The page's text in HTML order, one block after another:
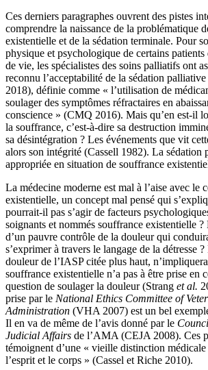
Ces derniers paragraphes ouvrent des pistes
comprendre la naissance de la problématique
existentielle et de la sédation terminale. Pour
physique et psychologique de certains
de vie, les spécialistes des soins palliatifs ont
reconnu l’acceptabilité de la sédation
2018), définie comme « l’utilisation de
soulager des symptômes réfractaires en
conscience » (CMQ 2016). Mais qu’en est-il
la souffrance, c’est-à-dire sa destruction
sa désintégration ? Les événements que vit
alors son intégrité (Cassell 1982). La sédation
appropriée en situation de souffrance
La médecine moderne est mal à l’aise avec le
existentielle, un concept mal pensé qui
pourrait-il pas s’agir de facteurs
soignants et nommés souffrance existentielle ?
d’un pauvre contrôle de la douleur qui
s’exprimer à travers le langage de la détresse
douleur de l’IASP citée plus haut,
souffrance existentielle n’a pas à être prise en
question de soulager la douleur (Strang et al.
prise par le National Ethics Committee of
Administration (VHA 2007) est un bel
Il en va de même de l’avis donné par le
Judicial Affairs de l’AMA (CEJA 2008). Ces
témoignent d’une « vieille distinction médicale
l’esprit et le corps » (Cassel et Riche 2010).